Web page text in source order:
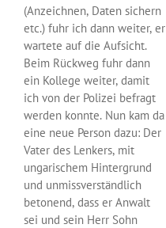
(Anzeichnen, Daten sichern
etc.) fuhr ich dann weiter, er
wartete auf die Aufsicht.
Beim Rückweg fuhr dann
ein Kollege weiter, damit
ich von der Polizei befragt
werden konnte. Nun kam da
eine neue Person dazu: Der
Vater des Lenkers, mit
ungarischem Hintergrund
und unmissverständlich
betonend, dass er Anwalt
sei und sein Herr Sohn